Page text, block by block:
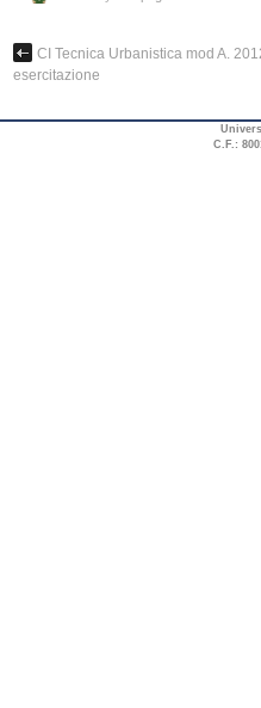
CI Tecnica Urbanistica mod A.
esercitazione
C.F.: